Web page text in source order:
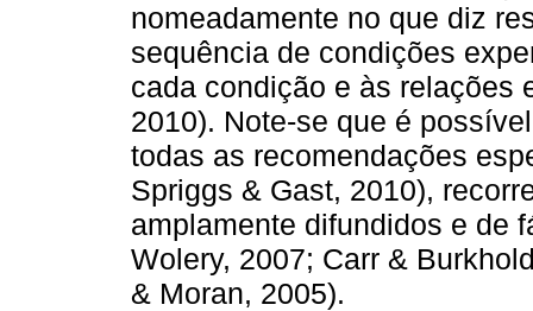
nomeadamente no que diz
sequência de condições
cada condição e às relações
2010). Note-se que é
todas as recomendações
Spriggs & Gast, 2010),
amplamente difundidos e de
Wolery, 2007; Carr &
& Moran, 2005).